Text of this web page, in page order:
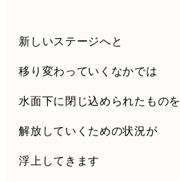
新しいステージへと
移り変わっていくなかでは
水面下に閉じ込められたものを
解放していくための状況が
浮上してきます